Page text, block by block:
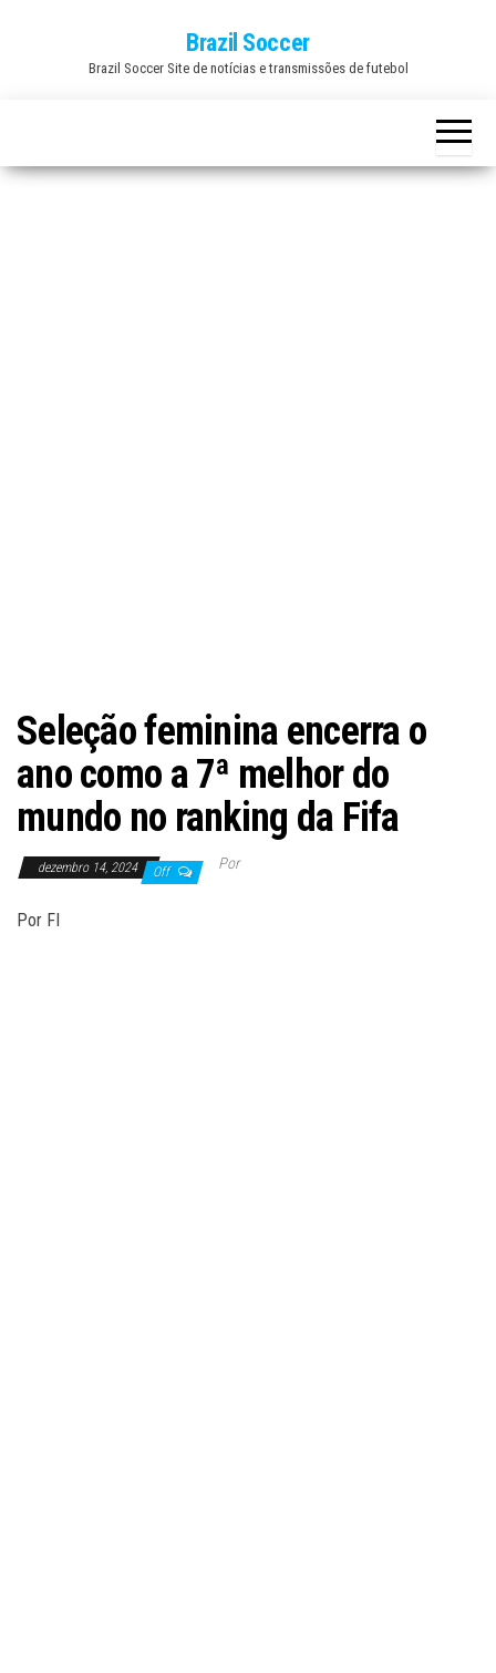
Brazil Soccer
Brazil Soccer Site de notícias e transmissões de futebol
Seleção feminina encerra o
ano como a 7ª melhor do
mundo no ranking da Fifa
dezembro 14, 2024 Off Por
Por FI